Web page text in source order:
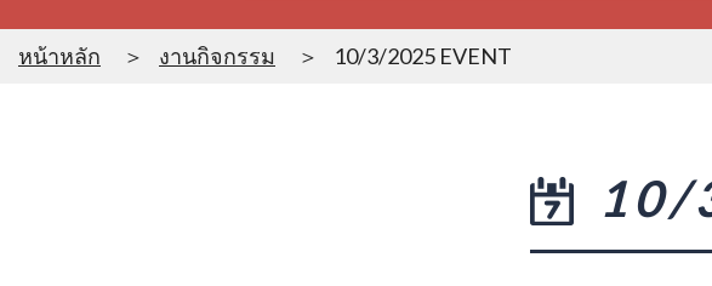
หน้าหลัก งานกิจกรรม 10/3/2025 EVENT
10/